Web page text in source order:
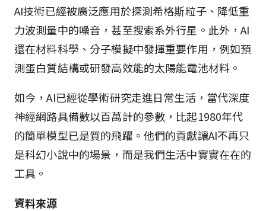
AI技術已經被廣泛應用於探測希格斯粒子、降低重
力波測量中的噪音，甚至搜索系外行星。此外，AI
還在材料科學、分子模擬中發揮重要作用，例如預
測蛋白質結構或研發高效能的太陽能電池材料。
如今，AI已經從學術研究走進日常生活，當代深度
神經網路具備數以百萬計的參數，比起1980年代
的簡單模型已是質的飛躍。他們的貢獻讓AI不再只
是科幻小說中的場景，而是我們生活中實實在在的
工具。
資料來源